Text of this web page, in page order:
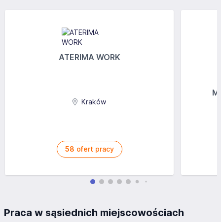
ATERIMA WORK
Kraków
58 ofert pracy
Praca w sąsiednich miejscowościach